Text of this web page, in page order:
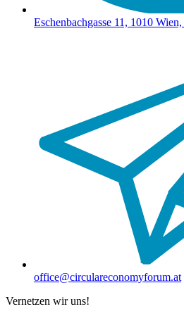
Eschenbachgasse 11, 1010
office@circulareconomyforum.at
Vernetzen wir uns!